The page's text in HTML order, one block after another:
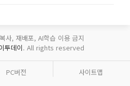
사, 재배포, AI학습 이용 금지
투데이. All rights reserved
PC버전 사이트맵